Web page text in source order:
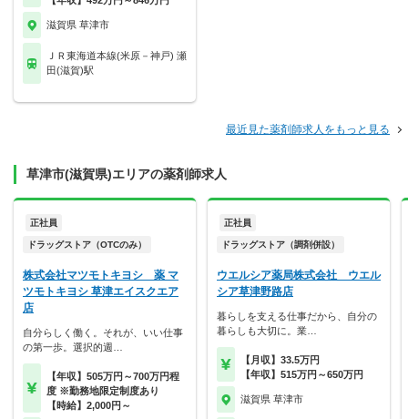
滋賀県 草津市
ＪＲ東海道本線(米原－神戸) 瀬
田(滋賀)駅
最近見た薬剤師求人をもっと見る
草津市(滋賀県)エリアの薬剤師求人
正社員
ドラッグストア（OTCのみ）
株式会社マツモトキヨシ 薬 マ
ツモトキヨシ 草津エイスクエア
店
自分らしく働く。それが、いい仕事
の第一歩。選択的週…
【年収】505万円～700万円程
度 ※勤務地限定制度あり
【時給】2,000円～
正社員
ドラッグストア（調剤併設）
ウエルシア薬局株式会社 ウエル
シア草津野路店
暮らしを支える仕事だから、自分の
暮らしも大切に。業…
【月収】33.5万円
【年収】515万円～650万円
滋賀県 草津市